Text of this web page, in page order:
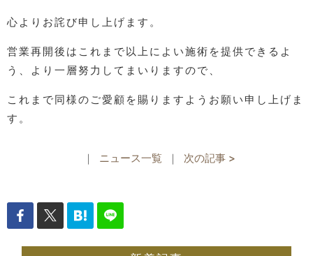
心よりお詫び申し上げます。
営業再開後はこれまで以上によい施術を提供できるよ
う、より一層努力してまいりますので、
これまで同様のご愛顧を賜りますようお願い申し上げま
す。
｜ ニュース一覧 ｜ 次の記事 >